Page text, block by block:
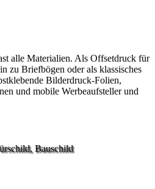
alle Materialien. Als Offsetdruck für
zu Briefbögen oder als klassisches
Bilderdruck-Folien,
und mobile Werbeaufsteller und
Bauschild